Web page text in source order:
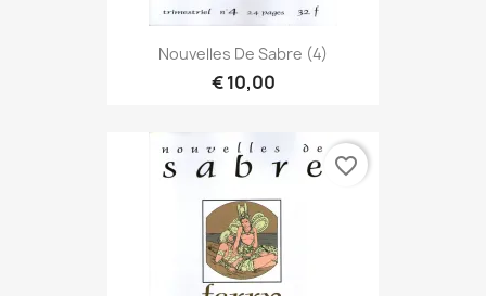
Nouvelles De Sabre (4)
€ 10,00
favorite_border